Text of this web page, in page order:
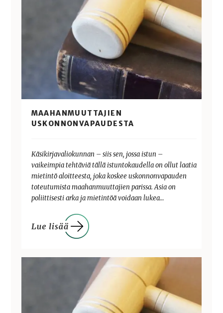
MAAHANMUUTTAJIEN
USKONNONVAPAUDESTA
Käsikirjavaliokunnan – siis sen, jossa istun –
vaikeimpia tehtäviä tällä istuntokaudella on ollut laatia
mietintö aloitteesta, joka koskee uskonnonvapauden
toteutumista maahanmuuttajien parissa. Asia on
poliittisesti arka ja mietintöä voidaan lukea…